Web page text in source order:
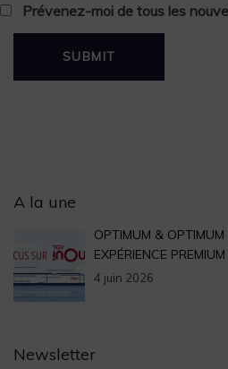
Prévenez-moi de tous les
A la une
OPTIMUM &
EXPÉRIENCE
4 juin 2026
Newsletter
Archives